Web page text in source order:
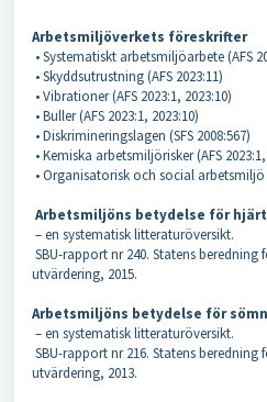
Arbetsmiljöverkets föreskrifter
• Systematiskt arbetsmiljöarbete (AFS
• Skyddsutrustning (AFS 2023:11)
• Vibrationer (AFS 2023:1, 2023:10)
• Buller (AFS 2023:1, 2023:10)
• Diskrimineringslagen (SFS 2008:567)
• Kemiska arbetsmiljörisker (AFS
• Organisatorisk och social arbetsmiljö
Arbetsmiljöns betydelse för
– en systematisk litteraturöversikt.
SBU-rapport nr 240. Statens
utvärdering, 2015.
Arbetsmiljöns betydelse för
– en systematisk litteraturöversikt.
SBU-rapport nr 216. Statens
utvärdering, 2013.